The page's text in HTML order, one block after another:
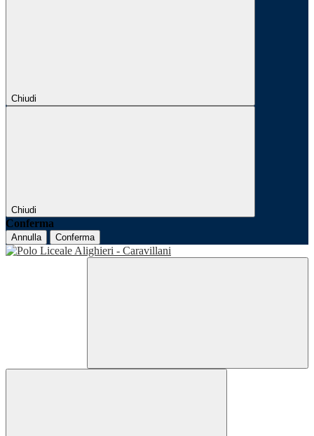
Chiudi
Chiudi
Conferma
Annulla Conferma